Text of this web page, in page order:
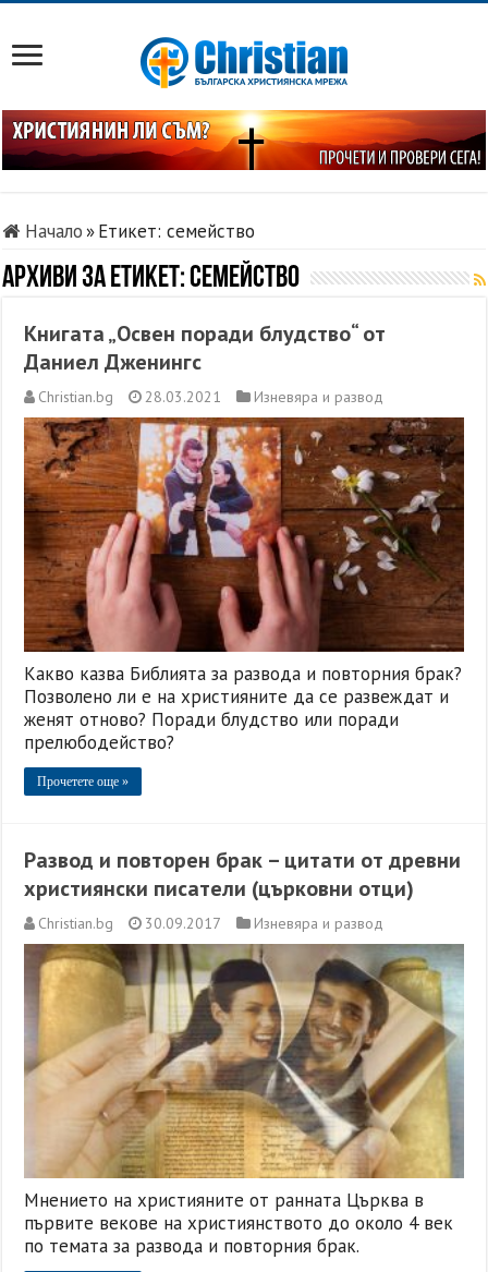
Начало»Етикет:семейство
Архиви за етикет:семейство
Книгата „Освен поради блудство“ от
Даниел Дженингс
Christian.bg 28.03.2021 Изневяра и развод
Какво казва Библията за развода и повторния брак?
Позволено ли е на християните да се развеждат и
женят отново? Поради блудство или поради
прелюбодейство?
Прочетете още »
Развод и повторен брак – цитати от древни
християнски писатели (църковни отци)
Christian.bg 30.09.2017 Изневяра и развод
Мнението на християните от ранната Църква в
първите векове на християнството до около 4 век
по темата за развода и повторния брак.